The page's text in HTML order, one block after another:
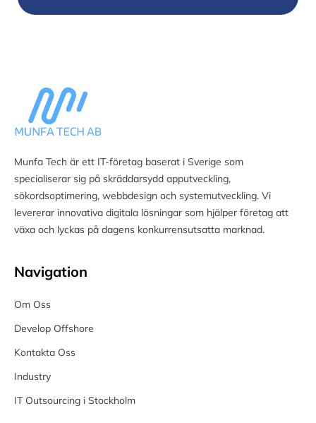
Munfa Tech är ett IT-företag baserat i Sverige som
specialiserar sig på skräddarsydd apputveckling,
sökordsoptimering, webbdesign och systemutveckling. Vi
levererar innovativa digitala lösningar som hjälper företag att
växa och lyckas på dagens konkurrensutsatta marknad.
Navigation
Om Oss
Develop Offshore
Kontakta Oss
Industry
IT Outsourcing i Stockholm